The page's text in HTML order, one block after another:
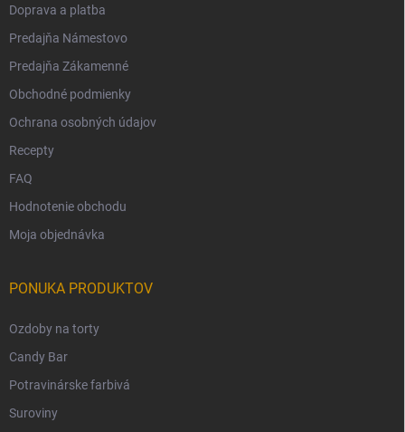
Doprava a platba
Predajňa Námestovo
Predajňa Zákamenné
Obchodné podmienky
Ochrana osobných údajov
Recepty
FAQ
Hodnotenie obchodu
Moja objednávka
PONUKA PRODUKTOV
Ozdoby na torty
Candy Bar
Potravinárske farbivá
Suroviny